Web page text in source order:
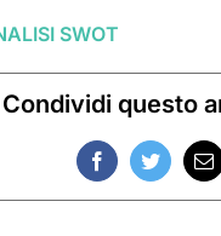
SWOT
Condividi questo
FacebookTwitter